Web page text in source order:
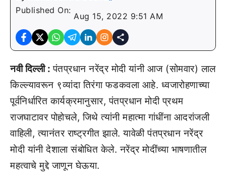
Published On:
Aug 15, 2022 9:51 AM
नवी दिल्ली :पंतप्रधान नरेंद्र मोदी यांनी आज (सोमवार) लाल
किल्ल्यावरून ९व्यांदा तिरंगा फडकवला आहे. ध्वजारोहणाच्या
पूर्वनिर्धारित कार्यक्रमानुसार, पंतप्रधान मोदी प्रथम
राजघाटावर पोहोचले, जिथे त्यांनी महात्मा गांधींना आदरांजली
वाहिली, त्यानंतर राष्ट्रगीत झाले. यावेळी पंतप्रधान नरेंद्र
मोदी यांनी देशाला संबोधित केले. नरेंद्र मोदींच्या भाषणातील
महत्वाचे मुद्दे जाणून घेऊया.